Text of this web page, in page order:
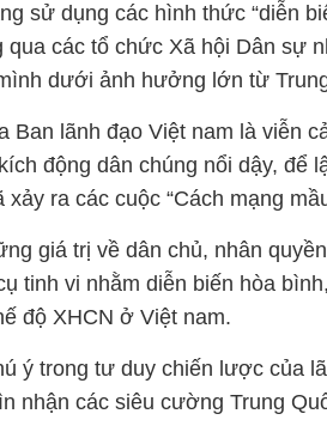
sử dụng các hình thức “diễn
qua các tổ chức Xã hội Dân sự
dưới ảnh hưởng lớn từ
Ban lãnh đạo Việt nam là viễn
động dân chúng nổi dậy, để
ra các cuộc “Cách mạng
giá trị về dân chủ, nhân
tinh vi nhằm diễn biến hòa
độ XHCN ở Việt nam.
ý trong tư duy chiến lược của
nhận các siêu cường Trung